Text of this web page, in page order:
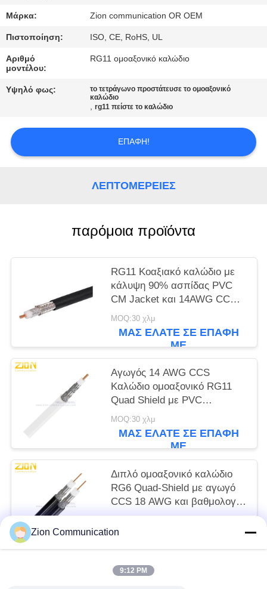
SITEMAP
PRIVACY
Μάρκα: Zion communication OR OEM
Πιστοποίηση: ISO, CE, RoHS, UL
Αριθμό
μοντέλου:
RG11 ομοαξονικό καλώδιο
Υψηλό φως:
το τετράγωνο προστάτευσε το ομοαξονικό
καλώδιο
,rg11 πείστε το καλώδιο
ΕΠΑΦΉ!
ΛΕΠΤΟΜΈΡΕΙΕΣ
παρόμοια προϊόντα
RG11 Κοαξιακό καλώδιο με
κάλυψη 90% ασπίδας PVC
CM Jacket και 14AWG CCS
Conductor για συστήματα
CATV
MOQ:30 χλμ
ΜΑΣ ΕΛΆΤΕ ΣΕ ΕΠΑΦΉ
ΜΕ
Αγωγός 14 AWG CCS
Καλώδιο ομοαξονικό RG11
Quad Shield με PVC
μπουφάν με βαθμολογία
CMR για CATV
MOQ:30 χλμ
ΜΑΣ ΕΛΆΤΕ ΣΕ ΕΠΑΦΉ
ΜΕ
Διπλό ομοαξονικό καλώδιο
RG6 Quad-Shield με αγωγό
CCS 18 AWG και βαθμολογία
CMR για συστήματα CATV
MATV
ΜΑΣ ΕΛΆΤΕ ΣΕ ΕΠΑΦΉ
ΜΕ
Zion Communication
9:12 PM